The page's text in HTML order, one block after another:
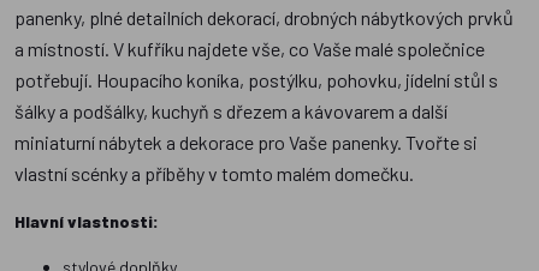
panenky, plné detailních dekorací, drobných nábytkových prvků
a místností. V kufříku najdete vše, co Vaše malé společnice
potřebují. Houpacího koníka, postýlku, pohovku, jídelní stůl s
šálky a podšálky, kuchyň s dřezem a kávovarem a další
miniaturní nábytek a dekorace pro Vaše panenky. Tvořte si
vlastní scénky a příběhy v tomto malém domečku.
Hlavní vlastnosti: